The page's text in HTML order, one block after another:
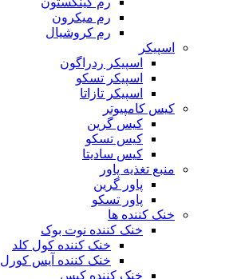
رم میکرون
رم کروشیال
اسپیکر
اسپیکر ردراگون
اسپیکر تسکو
اسپیکر تازاتا
کیس کامپیوتر
کیس گرین
کیس تسکو
کیس سادیتا
منبع تغذیه‌ پاور
پاور گرین
پاور تسکو
خنک کننده ها
خنک کننده نوت بوک
خنک کننده کول کلد
خنک کننده آیس کورل
خنک کننده کیس